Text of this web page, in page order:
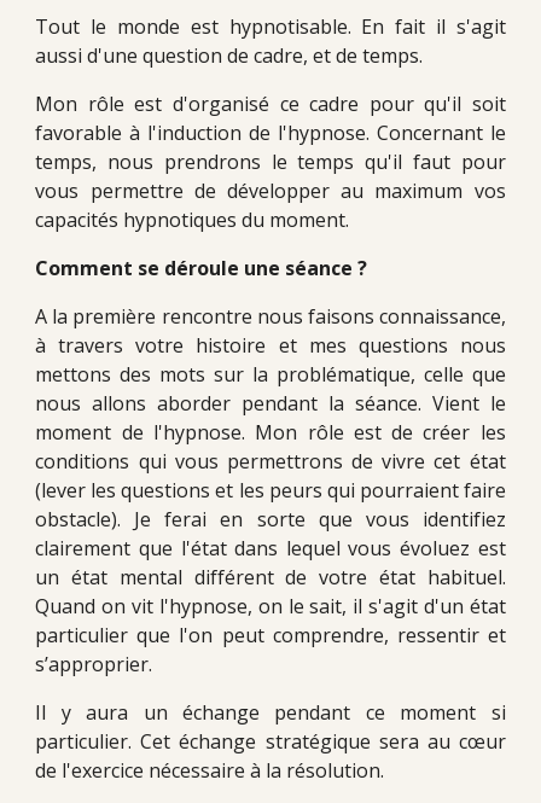
Tout le monde est hypnotisable. En fait il s'agit
aussi d'une question de cadre, et de temps.
Mon rôle est d'organisé ce cadre pour qu'il soit
favorable à l'induction de l'hypnose. Concernant le
temps, nous prendrons le temps qu'il faut pour
vous permettre de développer au maximum vos
capacités hypnotiques du moment.
Comment se déroule une séance ?
A la première rencontre nous faisons connaissance,
à travers votre histoire et mes questions nous
mettons des mots sur la problématique, celle que
nous allons aborder pendant la séance. Vient le
moment de l'hypnose. Mon rôle est de créer les
conditions qui vous permettrons de vivre cet état
(lever les questions et les peurs qui pourraient faire
obstacle). Je ferai en sorte que vous identifiez
clairement que l'état dans lequel vous évoluez est
un état mental différent de votre état habituel.
Quand on vit l'hypnose, on le sait, il s'agit d'un état
particulier que l'on peut comprendre, ressentir et
s’approprier.
Il y aura un échange pendant ce moment si
particulier. Cet échange stratégique sera au cœur
de l'exercice nécessaire à la résolution.